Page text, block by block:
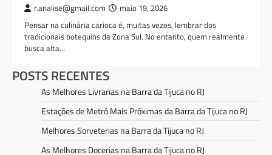
r.analise@gmail.com maio 19, 2026
Pensar na culinária carioca é, muitas vezes, lembrar dos
tradicionais botequins da Zona Sul. No entanto, quem realmente
busca alta…
POSTS RECENTES
As Melhores Livrarias na Barra da Tijuca no RJ
Estações de Metrô Mais Próximas da Barra da Tijuca no RJ
Melhores Sorveterias na Barra da Tijuca no RJ
As Melhores Docerias na Barra da Tijuca no RJ